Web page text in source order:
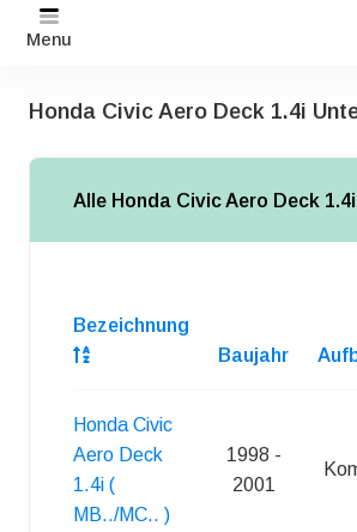
Menu
Honda Civic Aero Deck 1.4i
Alle Honda Civic Aero Deck
Bezeichnung
Baujahr
Honda Civic
Aero Deck
1.4i (
MB../MC.. )
1998 -
2001